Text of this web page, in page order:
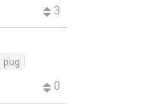
3
pug
0